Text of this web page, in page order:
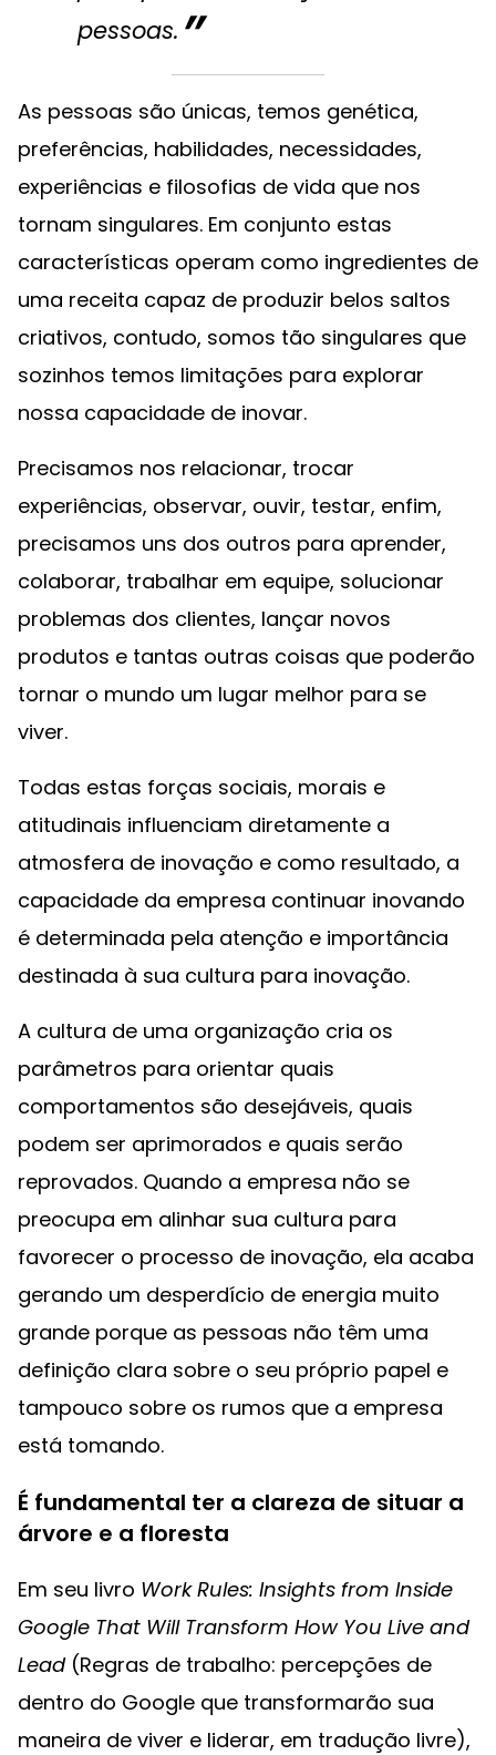
pessoas.
As pessoas são únicas, temos genética,
preferências, habilidades, necessidades,
experiências e filosofias de vida que nos
tornam singulares. Em conjunto estas
características operam como ingredientes de
uma receita capaz de produzir belos saltos
criativos, contudo, somos tão singulares que
sozinhos temos limitações para explorar
nossa capacidade de inovar.
Precisamos nos relacionar, trocar
experiências, observar, ouvir, testar, enfim,
precisamos uns dos outros para aprender,
colaborar, trabalhar em equipe, solucionar
problemas dos clientes, lançar novos
produtos e tantas outras coisas que poderão
tornar o mundo um lugar melhor para se
viver.
Todas estas forças sociais, morais e
atitudinais influenciam diretamente a
atmosfera de inovação e como resultado, a
capacidade da empresa continuar inovando
é determinada pela atenção e importância
destinada à sua cultura para inovação.
A cultura de uma organização cria os
parâmetros para orientar quais
comportamentos são desejáveis, quais
podem ser aprimorados e quais serão
reprovados. Quando a empresa não se
preocupa em alinhar sua cultura para
favorecer o processo de inovação, ela acaba
gerando um desperdício de energia muito
grande porque as pessoas não têm uma
definição clara sobre o seu próprio papel e
tampouco sobre os rumos que a empresa
está tomando.
É fundamental ter a clareza de situar a
árvore e a floresta
Em seu livro Work Rules: Insights from Inside
Google That Will Transform How You Live and
Lead(Regras de trabalho: percepções de
dentro do Google que transformarão sua
maneira de viver e liderar, em tradução livre),